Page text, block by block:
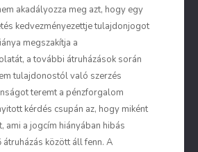
akadályozza meg azt, hogy egy
kedvezményezettje tulajdonjogot
megszakítja a
a további átruházások során
tulajdonostól való szerzés
teremt a pénzforgalom
kérdés csupán az, hogy miként
ami a jogcím hiányában hibás
átruházás között áll fenn. A